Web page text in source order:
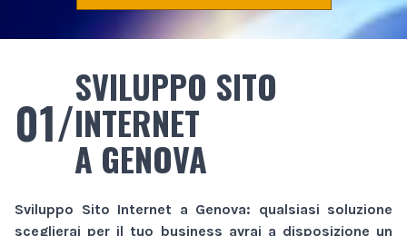
01/
SVILUPPO SITO
INTERNET
A GENOVA
Sviluppo Sito Internet a Genova: qualsiasi soluzione
sceglierai per il tuo business avrai a disposizione un